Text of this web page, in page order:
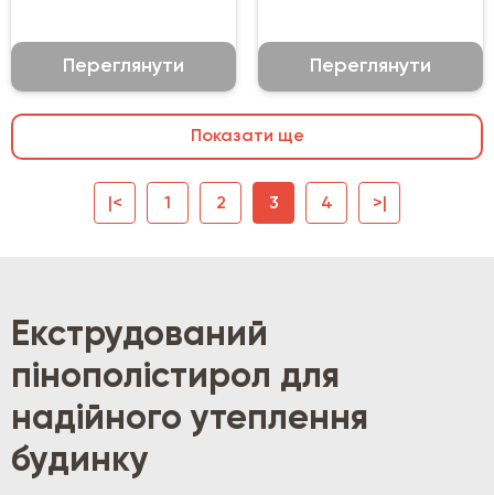
Переглянути Переглянути
Показати ще
|< 1 2 3 4 >|
Екструдований
пінополістирол для
надійного утеплення
будинку